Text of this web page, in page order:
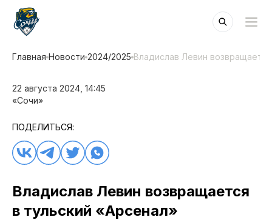
Главная Новости 2024/2025 Владислав Левин
22 августа 2024, 14:45
«Сочи»
ПОДЕЛИТЬСЯ:
Владислав Левин возвращается
в тульский «Арсенал»